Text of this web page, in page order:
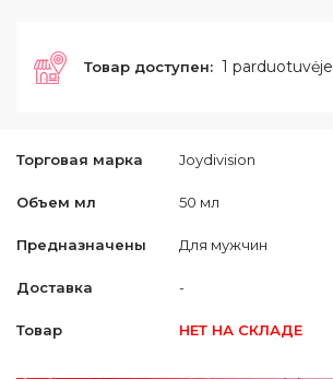
Торговая марка Joydivision
Объем мл 50 мл
Предназначены Для мужчин
Доставка -
Товар НЕТ НА СКЛАДЕ
Товар доступен: 1 parduotuvėje